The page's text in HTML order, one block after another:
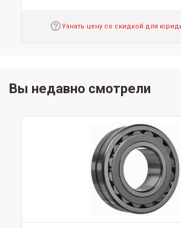
Узнать цену со скидкой для
Вы недавно смотрели